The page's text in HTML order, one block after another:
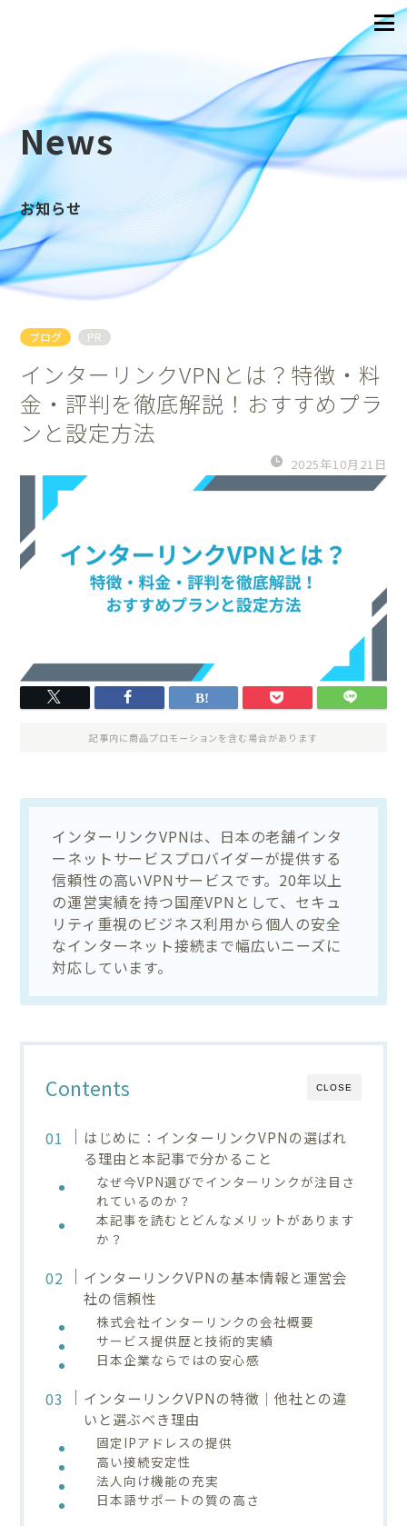
News
お知らせ
ブログ PR
インターリンクVPNとは？特徴・料
金・評判を徹底解説！おすすめプラ
ンと設定方法
2025年10月21日
記事内に商品プロモーションを含む場合があります
インターリンクVPNは、日本の老舗インタ
ーネットサービスプロバイダーが提供する
信頼性の高いVPNサービスです。20年以上
の運営実績を持つ国産VPNとして、セキュ
リティ重視のビジネス利用から個人の安全
なインターネット接続まで幅広いニーズに
対応しています。
CLOSE
Contents
はじめに：インターリンクVPNの選ばれ
る理由と本記事で分かること
なぜ今VPN選びでインターリンクが注目さ
れているのか？
本記事を読むとどんなメリットがあります
か？
インターリンクVPNの基本情報と運営会
社の信頼性
株式会社インターリンクの会社概要
サービス提供歴と技術的実績
日本企業ならではの安心感
インターリンクVPNの特徴｜他社との違
いと選ぶべき理由
固定IPアドレスの提供
高い接続安定性
法人向け機能の充実
日本語サポートの質の高さ